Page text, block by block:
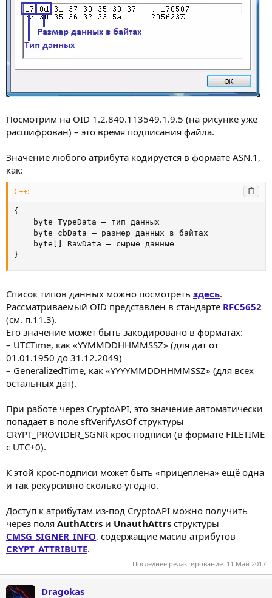
Посмотрим на OID 1.2.840.113549.1.9.5 (на рисунке уже
расшифрован) – это время подписания файла.
Значение любого атрибута кодируется в формате ASN.1,
как:
C++:
{
    byte TypeData – тип данных
    byte cbData – размер данных в байтах
    byte
}
Список типов данных можно посмотреть здесь.
Рассматриваемый OID представлен в стандарте RFC5652
(см. п.11.3).
Его значение может быть закодировано в форматах:
– UTCTime, как «YYMMDDHHMMSSZ» (для дат от
01.01.1950 до 31.12.2049)
– GeneralizedTime, как «YYYYMMDDHHMMSSZ» (для всех
остальных дат).
При работе через CryptoAPI, это значение автоматически
попадает в поле sftVerifyAsOf структуры
CRYPT_PROVIDER_SGNR крос-подписи (в формате FILETIME
с UTC+0).
К этой крос-подписи может быть «прицеплена» ещё одна
и так рекурсивно сколько угодно.
Доступ к атрибутам из-под CryptoAPI можно получить
через поля AuthAttrs и UnauthAttrs структуры
CMSG_SIGNER_INFO, содержащие масив атрибутов
CRYPT_ATTRIBUTE.
Последнее редактирование: 11 Май 2017
Dragokas